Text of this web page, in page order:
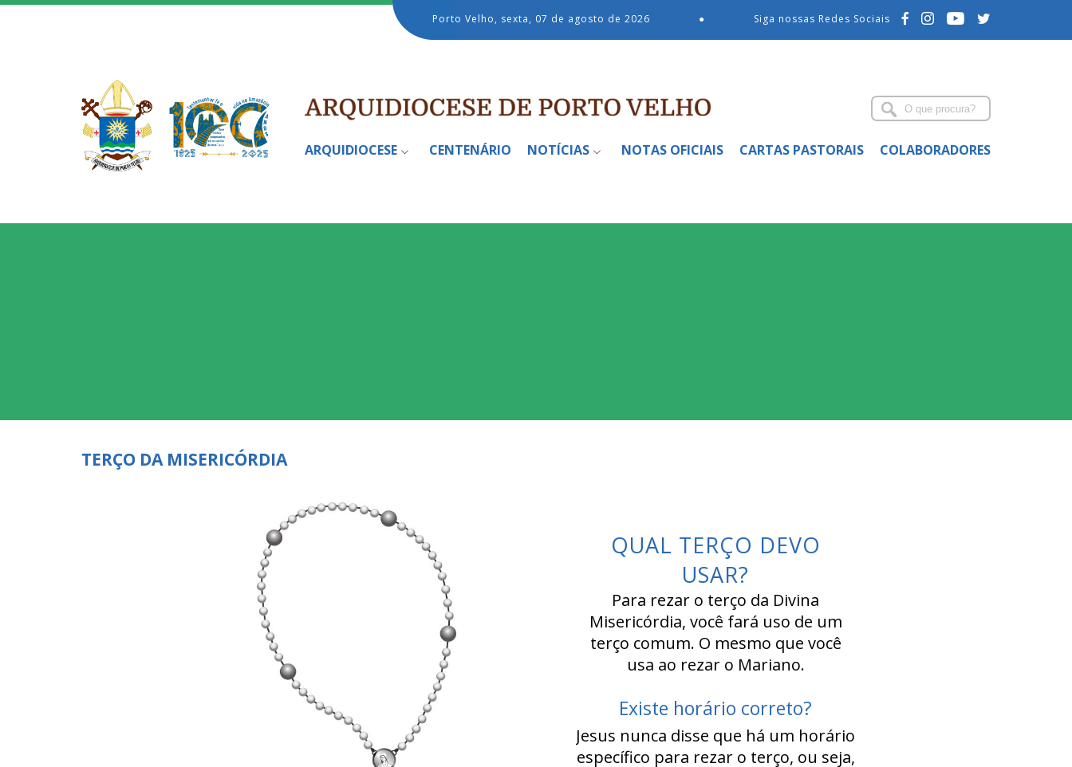
Porto Velho, sexta, 07 de agosto de 2026 ● Siga nossas Redes Sociais
ARQUIDIOCESE CENTENÁRIO NOTÍCIAS NOTAS OFICIAIS CARTAS PASTORAIS COLABORADORES
TERÇO DA MISERICÓRDIA
QUAL TERÇO DEVO
USAR?
Para rezar o terço da Divina
Misericórdia, você fará uso de um
terço comum. O mesmo que você
usa ao rezar o Mariano.
Existe horário correto?
Jesus nunca disse que há um horário
específico para rezar o terço, ou seja,